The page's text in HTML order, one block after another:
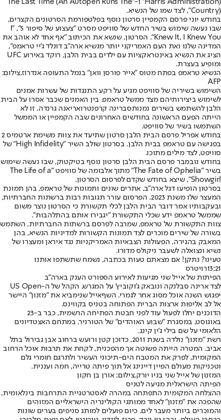
Harris Administration)" ו-"The Last Time (An Autopen Runs The
Country)", לצד שמו של הנשיא.
בחודש יוני פרסם הקמפיין סרטון נוסף בפלטפורמת הסרטונים הקצרים,
שבו נעשה שימוש בשיר החדש של סוויפט מסרט "צעצוע של סיפור 5", "I
Knew It, I Knew You". הסרטון, שנשא את הכיתוב "אף אחד לא אוהב את
המדינה שלנו ואת העם האמריקני יותר מנשיא ארה"ב דונלד ג'יי טראמפ",
הציג את הנשיא באינטראקציות עם ילדים בבית הלבן, רוקד באירוע UFC
ומופיע בעצרת.
הנשיא טראמפ בפתח מטוס "אייר פורסן וואן" בנמל התעופה אנדרוז,צילום:
AFP
השימוש בשיריה של סוויפט מגיע על רקע התנגדות של עשרות אמנים
לשימוש ביצירותיהם מצד ממשל טראמפ. בין האמנים שכבר אסרו על הבית
הלבן להשתמש בשירים נמנותסברינה קרפנטרואריאנה גרנדה. זו לא
הייתה הפעם הראשונה בחודשים האחרונים שבה הקמפיין או הממשל
השתמשו בשיר של סוויפט.
בחודש אפריל פרסם הבית הלבן סרטון שתיעד את צוות משימת ארטמיס 2
בפגישה עם טראמפ בבית הלבן. בסרטון שולב השיר "High Infidelity" של
סוויפט, לצד מילים מתוכו.
בחודש נובמבר פרסם הבית הלבן סרטון נוסף בטיקטוק, שבו נעשה שימוש
בשיר "The Fate of Ophelia" מתוך אלבומה של סוויפט "The Life of a
Showgirl", שיצא בחודש שקדם לפרסום הסרטון.
בסרטון הופיעו דגל ארה"ב, אתרים שונים ותמונות של טראמפ, בהן תמונת
המעצר שלו משנת 2023. הפרסום עורר תגובות רבות ברשתות החברתיות,
ובעקבותיו אמר דובר הבית הלבן לכלי תקשורת כי הסרטון נוצר משום
שממשל טראמפ ידע שכלי התקשורת "יגבירו אותם בהתלהבות".
צוות התקשורת של טראמפ, שמרבה לפרסם ברשתות החברתיות, השתמש
בשורה של שירים מוכרים לצד תמונות הקשורות למדיניות הנשיא, בהן
המאבק בהגירה, הפעולות הצבאיות האמריקניות נגד איראן ומעצרו של
נשיא ונצואלה לשעבר ניקולס מדורו.
טעינו? נתקן! אם מצאתם טעות בכתבה, נשמח שתשתפו אותנו
13:21רויטרס
הפיתות של אייל שני מגיעות לאירוע הספורט הענק בארה"ב
לצד ארינה סבלנקה ונובאק ג'וקוביץ' על המגרש, הקהל של ה-US Open
יפגוש השנה אוכל מסוג אחר לגמרי. השףאייל שנימביא את "מזנון" היישר
אל לב אליפות ארצות הברית הפתוחה בטניס בקווינס.
הדוכנים יחלו לפעול עוד לפני חבטת הפתיחה הרשמית, כבר ב-23
באוגוסט, במסגרת "שבוע האוהדים" של הטורניר, במתחם האצטדיונים
הלאומי על שם בילי ג'ין קינג.
רשת "מזנון" נולדה בשנת 2011, כדוכן קטן ורועש ברחוב אבן גבירול בתל
אביב. המטרה הייתה פשוטה אך מהפכנית, לקחת את תרבות אוכל הרחוב
המקומית, לפרק את המטבח הים-תיכוני העשיר ולתרגם חומרי גלם
וטכניקות מעולם הפיין דיינינג אל תוך פיתה טרייה, חמה ועננית.
המזנון של אייל שני בניו יורק,צילום: אורן בן חקון
הפיתה הישראלית מגיעה לטניס
ההצלחה המקומית התפתחה במהרה לאסטרטגיית התרחבות בינלאומית,
שהפכה את "מזנון" לאחד ממותגי הקולינריה הישראליים המזוהים
והמוכרים ביותר מעבר לים. כיום פועלים למותג סניפים בערים שונות